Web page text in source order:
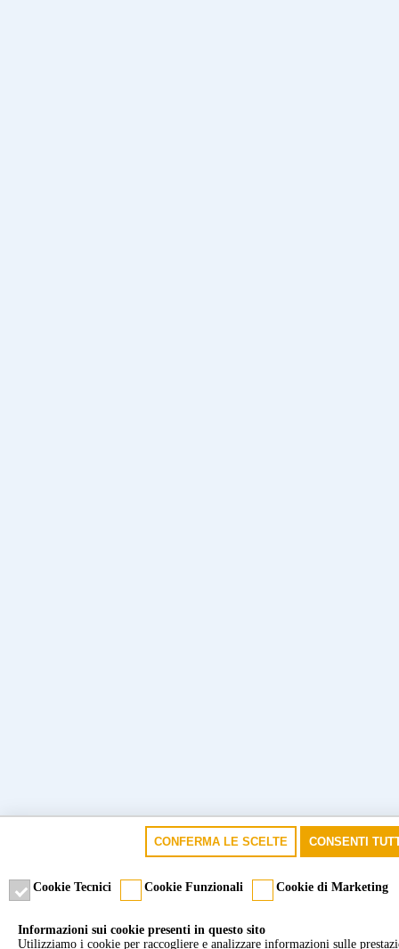
CONFERMA LE SCELTE CONSENTI
Cookie Tecnici Cookie Funzionali Cookie di Marketing
Informazioni sui cookie presenti in questo sito
Utilizziamo i cookie per raccogliere e analizzare informazioni sulle